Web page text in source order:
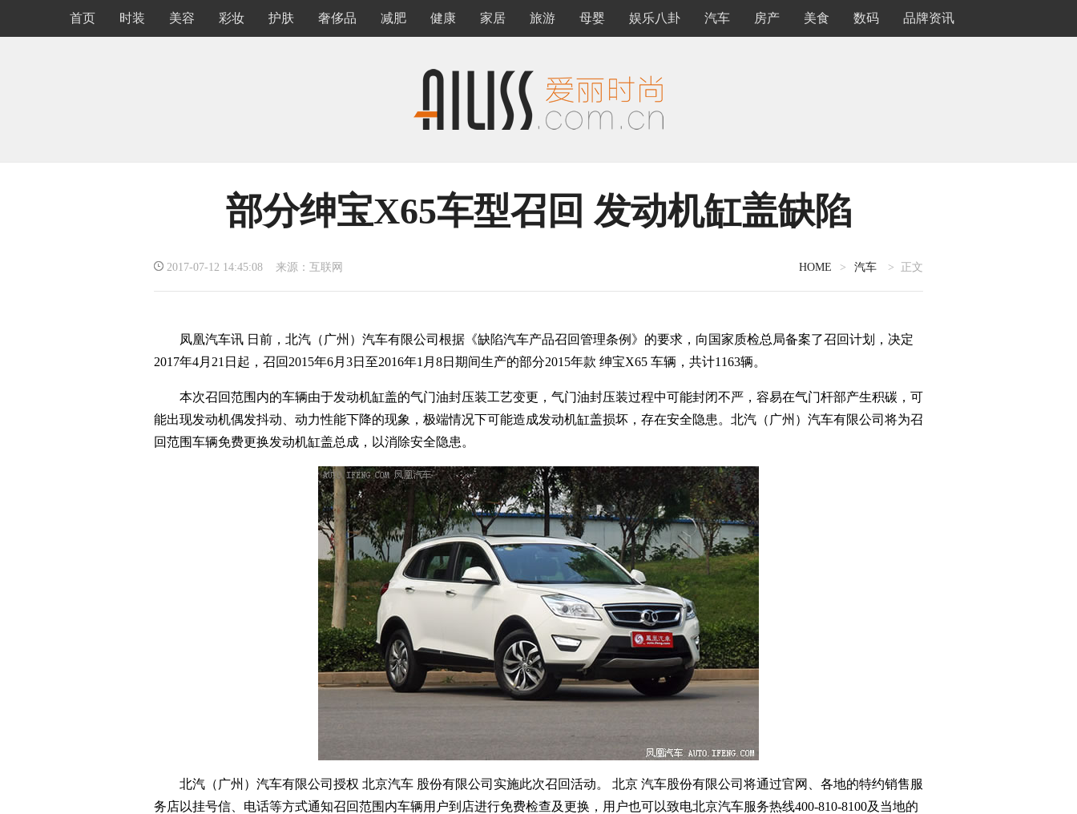
首页 时装 美容 彩妆 护肤 奢侈品 减肥 健康 家居 旅游 母婴 娱乐八卦 汽车 房产 美食 数码 品牌资讯
部分绅宝X65车型召回 发动机缸盖缺陷
2017-07-12 14:45:08 来源：互联网 HOME > 汽车 > 正文
凤凰汽车讯 日前，北汽（广州）汽车有限公司根据《缺陷汽车产品召回管理条例》的要求，向国家质检总局备案了召回计划，决定
2017年4月21日起，召回2015年6月3日至2016年1月8日期间生产的部分2015年款 绅宝X65 车辆，共计1163辆。
本次召回范围内的车辆由于发动机缸盖的气门油封压装工艺变更，气门油封压装过程中可能封闭不严，容易在气门杆部产生积碳，可
能出现发动机偶发抖动、动力性能下降的现象，极端情况下可能造成发动机缸盖损坏，存在安全隐患。北汽（广州）汽车有限公司将为召
回范围车辆免费更换发动机缸盖总成，以消除安全隐患。
北汽（广州）汽车有限公司授权 北京汽车 股份有限公司实施此次召回活动。 北京 汽车股份有限公司将通过官网、各地的特约销售服
务店以挂号信、电话等方式通知召回范围内车辆用户到店进行免费检查及更换，用户也可以致电北京汽车服务热线400-810-8100及当地的